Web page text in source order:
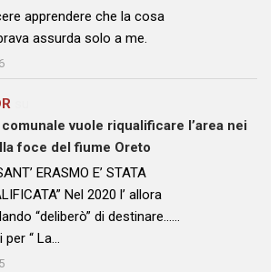
apprendere che la cosa
assurda solo a me.
vuole riqualificare l’area nei
foce del fiume Oreto
ERASMO E’ STATA
Nel 2020 l’ allora
“deliberò” di destinare……
per “ La…